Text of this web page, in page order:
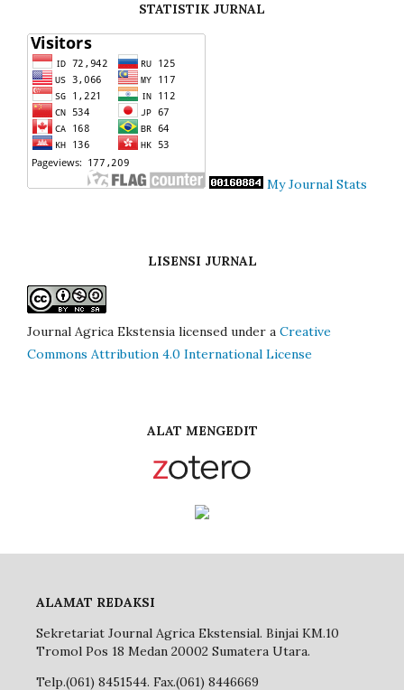
STATISTIK JURNAL
My Journal Stats
LISENSI JURNAL
Journal Agrica Ekstensia licensed under a Creative
Commons Attribution 4.0 International License
ALAT MENGEDIT
ALAMAT REDAKSI
Sekretariat Journal Agrica Ekstensial. Binjai KM.10
Tromol Pos 18 Medan 20002 Sumatera Utara.
Telp.(061) 8451544. Fax.(061) 8446669